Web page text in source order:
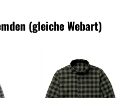
(gleiche Webart)